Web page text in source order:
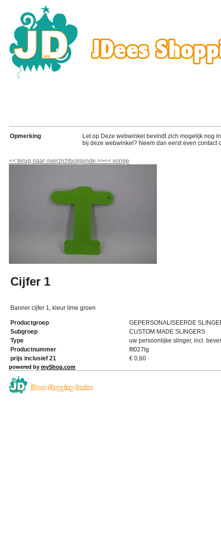
Opmerking
Let op Deze webwinkel bevindt zich mogelijk nog
bij deze webwinkel? Neem dan eerst even contact
<< terug naar overzichtvolgende >><< vorige
Cijfer 1
Banner cijfer 1, kleur lime groen
Productgroep
GEPERSONALISEERDE
Subgroep
CUSTOM MADE SLINGERS
Type
uw persoonlijke slinger, incl.
Productnummer
flt027lg
prijs inclusief 21
€ 0,60
powered by myShop.com